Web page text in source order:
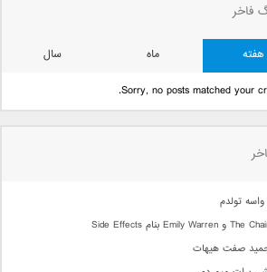
فاخر
هفته ماه
سال
Sorry, no posts matched your
تولدم
صفت هیهات